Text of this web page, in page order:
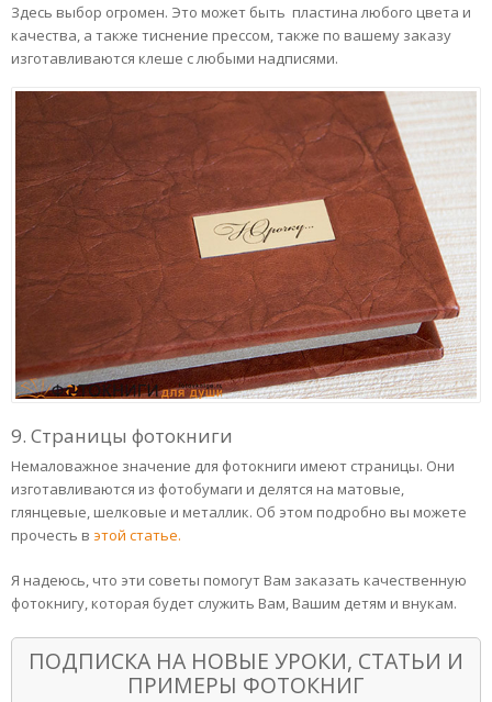
Здесь выбор огромен. Это может быть пластина любого цвета и
качества, а также тиснение прессом, также по вашему заказу
изготавливаются клеше с любыми надписями.
9. Страницы фотокниги
Немаловажное значение для фотокниги имеют страницы. Они
изготавливаются из фотобумаги и делятся на матовые,
глянцевые, шелковые и металлик. Об этом подробно вы можете
прочесть в этой статье.
Я надеюсь, что эти советы помогут Вам заказать качественную
фотокнигу, которая будет служить Вам, Вашим детям и внукам.
ПОДПИСКА НА НОВЫЕ УРОКИ, СТАТЬИ И
ПРИМЕРЫ ФОТОКНИГ